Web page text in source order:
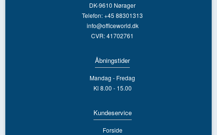
DK-9610 Nørager
Telefon: +45 88301313
info@officeworld.dk
CVR: 41702761
Åbningstider
Mandag - Fredag
Kl 8.00 - 15.00
Kundeservice
Forside